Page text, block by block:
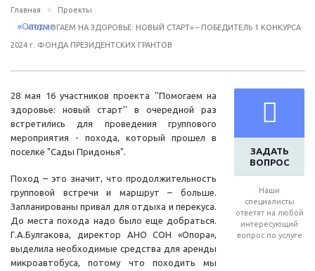
Главная Проекты
«ПОМОГАЕМ НА ЗДОРОВЬЕ: НОВЫЙ СТАРТ» – ПОБЕДИТЕЛЬ 1 КОНКУРСА
2024 г. ФОНДА ПРЕЗИДЕНТСКИХ ГРАНТОВ
ЗАДАТЬ
ВОПРОС
Наши
специалисты
ответят на любой
интересующий
вопрос по услуге
28 мая 16 участников проекта ''Помогаем на
здоровье: новый старт'' в очередной раз
встретились для проведения группового
мероприятия - похода, который прошел в
поселке "Сады Придонья".
Поход – это значит, что продолжительность
групповой встречи и маршрут – больше.
Запланированы привал для отдыха и перекуса.
До места похода надо было еще добраться.
Г.А.Булгакова, директор АНО СОН «Опора»,
выделила необходимые средства для аренды
микроавтобуса, потому что походить мы